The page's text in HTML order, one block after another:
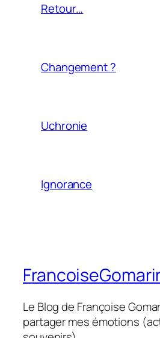
Retour…
Changement ?
Uchronie
Ignorance
Le Blog de Françoise
partager mes émotions